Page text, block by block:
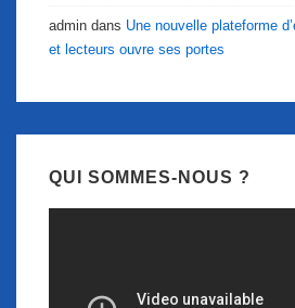
admin dans Une nouvelle plateforme
et lecteurs ouvre ses portes
QUI SOMMES-NOUS ?